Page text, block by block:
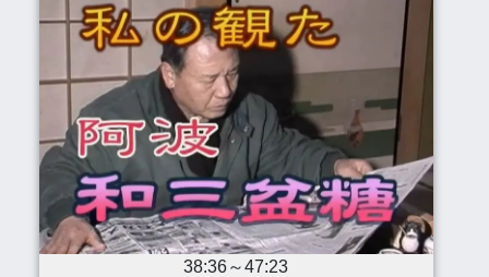
38:36～47:23